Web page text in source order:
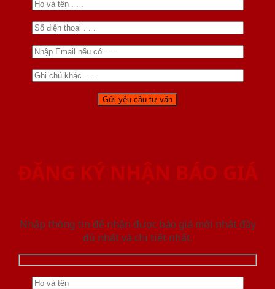
ĐĂNG KÝ NHẬN BÁO GIÁ
Nhập thông tin để nhận được báo giá mới nhât đầy
đủ nhất và chi tiết nhất.